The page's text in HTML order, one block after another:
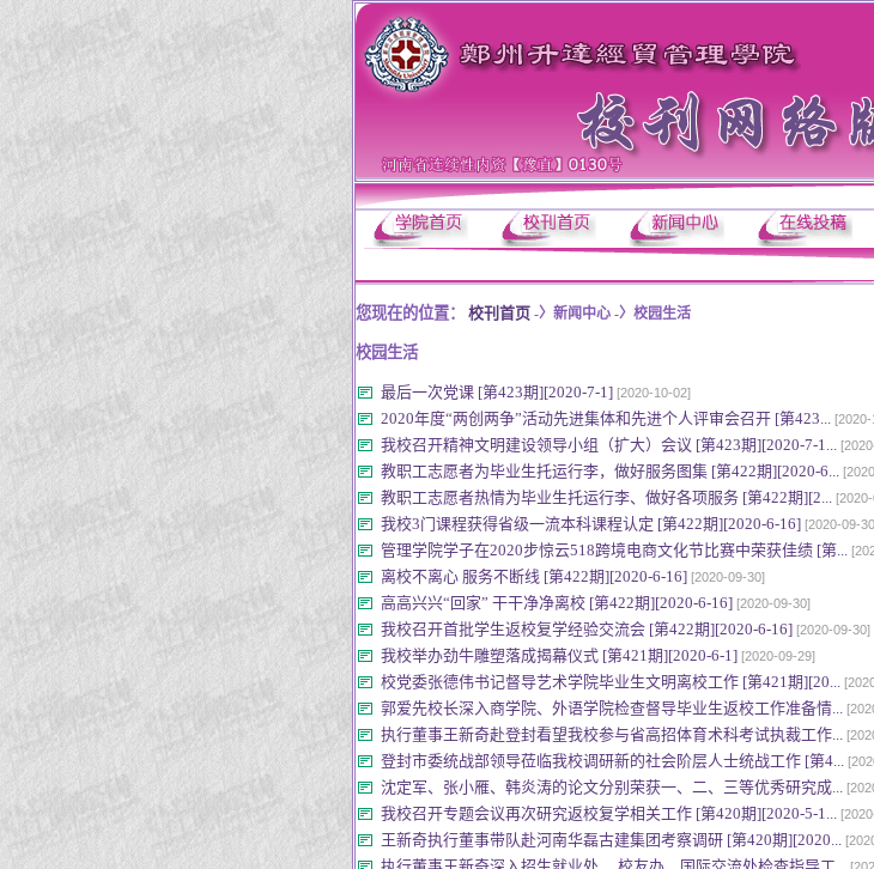
您现在的位置： 校刊首页 -〉新闻中心 -〉校园生活
校园生活
最后一次党课 [第423期][2020-7-1] [2020-10-02]
2020年度“两创两争”活动先进集体和先进个人评审会召开 [第423...
我校召开精神文明建设领导小组（扩大）会议 [第423期][2020-7-1...
教职工志愿者为毕业生托运行李，做好服务图集 [第422期][2020-6...
教职工志愿者热情为毕业生托运行李、做好各项服务 [第422期][2...
我校3门课程获得省级一流本科课程认定 [第422期][2020-6-16] [2020-09-
管理学院学子在2020步惊云518跨境电商文化节比赛中荣获佳绩 [第...
离校不离心 服务不断线 [第422期][2020-6-16] [2020-09-30]
高高兴兴“回家” 干干净净离校 [第422期][2020-6-16] [2020-09-30]
我校召开首批学生返校复学经验交流会 [第422期][2020-6-16] [2020-09-30]
我校举办劲牛雕塑落成揭幕仪式 [第421期][2020-6-1] [2020-09-29]
校党委张德伟书记督导艺术学院毕业生文明离校工作 [第421期][20...
郭爱先校长深入商学院、外语学院检查督导毕业生返校工作准备情...
执行董事王新奇赴登封看望我校参与省高招体育术科考试执裁工作...
登封市委统战部领导莅临我校调研新的社会阶层人士统战工作 [第4...
沈定军、张小雁、韩炎涛的论文分别荣获一、二、三等优秀研究成...
我校召开专题会议再次研究返校复学相关工作 [第420期][2020-5-1...
王新奇执行董事带队赴河南华磊古建集团考察调研 [第420期][2020...